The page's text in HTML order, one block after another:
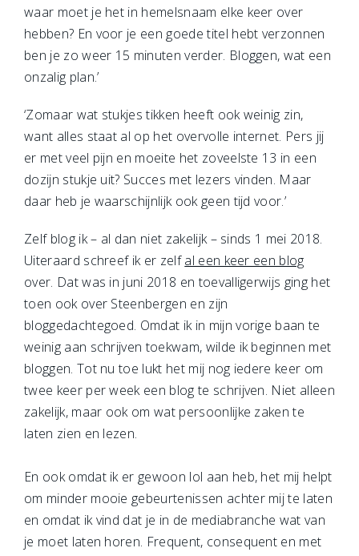
waar moet je het in hemelsnaam elke keer over
hebben? En voor je een goede titel hebt verzonnen
ben je zo weer 15 minuten verder. Bloggen, wat een
onzalig plan.’
‘Zomaar wat stukjes tikken heeft ook weinig zin,
want alles staat al op het overvolle internet. Pers jij
er met veel pijn en moeite het zoveelste 13 in een
dozijn stukje uit? Succes met lezers vinden. Maar
daar heb je waarschijnlijk ook geen tijd voor.’
Zelf blog ik – al dan niet zakelijk – sinds 1 mei 2018.
Uiteraard schreef ik er zelfal een keer een blog
over. Dat was in juni 2018 en toevalligerwijs ging het
toen ook over Steenbergen en zijn
bloggedachtegoed. Omdat ik in mijn vorige baan te
weinig aan schrijven toekwam, wilde ik beginnen met
bloggen. Tot nu toe lukt het mij nog iedere keer om
twee keer per week een blog te schrijven. Niet alleen
zakelijk, maar ook om wat persoonlijke zaken te
laten zien en lezen.
En ook omdat ik er gewoon lol aan heb, het mij helpt
om minder mooie gebeurtenissen achter mij te laten
en omdat ik vind dat je in de mediabranche wat van
je moet laten horen. Frequent, consequent en met